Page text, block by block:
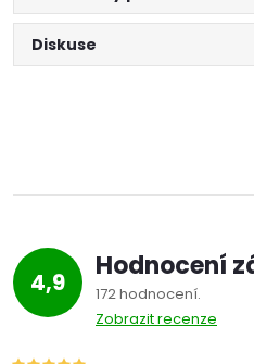
Diskuse
4,9 Hodnocení
172 hodnocení
Zobrazit recenze